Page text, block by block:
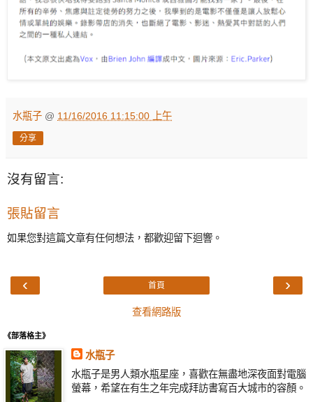
水瓶子 @ 11/16/2016 11:15:00 上午
分享
沒有留言:
張貼留言
如果您對這篇文章有任何想法，都歡迎留下迴響。
‹ ›
首頁
查看網路版
《部落格主》
水瓶子
水瓶子是男人類水瓶星座，喜歡在無盡地深夜面對電腦
螢幕，希望在有生之年完成拜訪書寫百大城市的容顏。